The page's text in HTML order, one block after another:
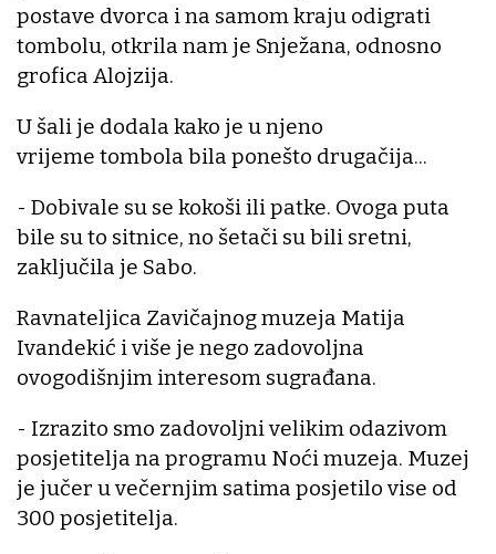
postave dvorca i na samom kraju odigrati
tombolu, otkrila nam je Snježana, odnosno
grofica Alojzija.
U šali je dodala kako je u njeno
vrijeme tombola bila ponešto drugačija...
- Dobivale su se kokoši ili patke. Ovoga puta
bile su to sitnice, no šetači su bili sretni,
zaključila je Sabo.
Ravnateljica Zavičajnog muzeja Matija
Ivandekić i više je nego zadovoljna
ovogodišnjim interesom sugrađana.
- Izrazito smo zadovoljni velikim odazivom
posjetitelja na programu Noći muzeja. Muzej
je jučer u večernjim satima posjetilo vise od
300 posjetitelja.